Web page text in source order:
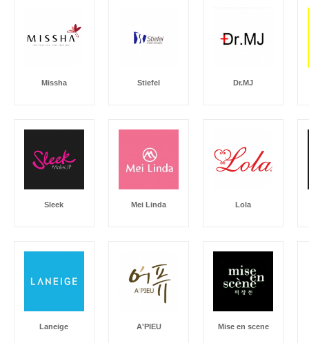
Missha Stiefel Dr.MJ
Sleek Mei Linda Lola
Laneige A'PIEU Mise en scene